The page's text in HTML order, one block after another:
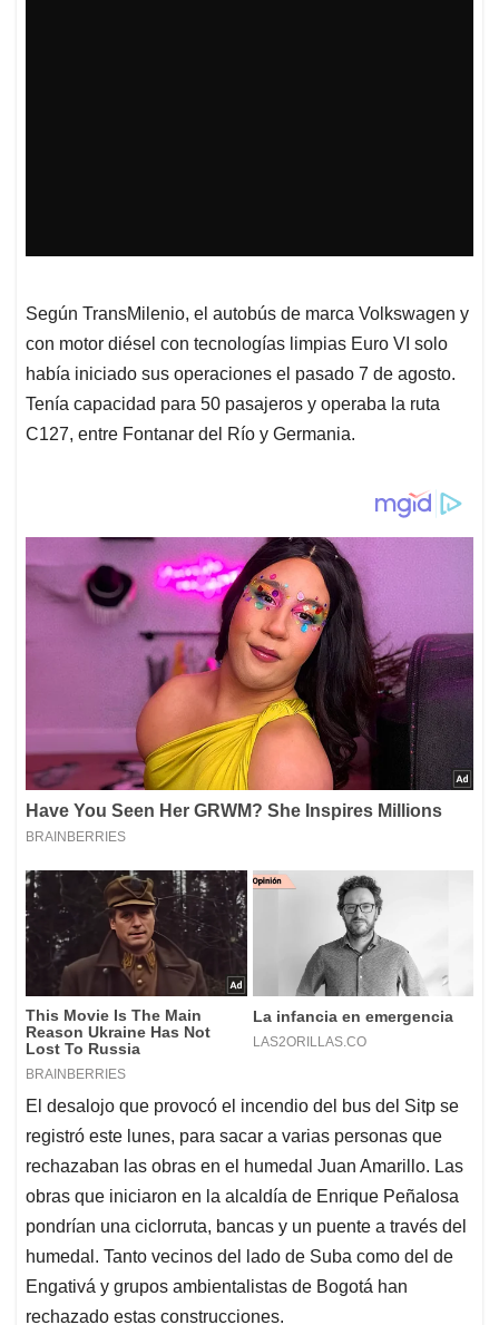
Según TransMilenio, el autobús de marca Volkswagen y
con motor diésel con tecnologías limpias Euro VI solo
había iniciado sus operaciones el pasado 7 de agosto.
Tenía capacidad para 50 pasajeros y operaba la ruta
C127, entre Fontanar del Río y Germania.
El desalojo que provocó el incendio del bus del Sitp se
registró este lunes, para sacar a varias personas que
rechazaban las obras en el humedal Juan Amarillo. Las
obras que iniciaron en la alcaldía de Enrique Peñalosa
pondrían una ciclorruta, bancas y un puente a través del
humedal. Tanto vecinos del lado de Suba como del de
Engativá y grupos ambientalistas de Bogotá han
rechazado estas construcciones.